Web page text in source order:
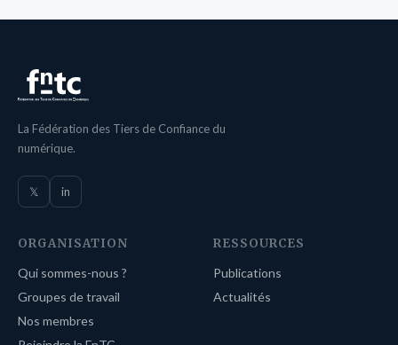
La Fédération des Tiers de Confiance du
numérique.
𝕏 in
ORGANISATION
Qui sommes-nous ?
Groupes de travail
Nos membres
RESSOURCES
Publications
Actualités